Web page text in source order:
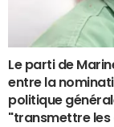
Le parti de
entre la
politique
"transmettre les